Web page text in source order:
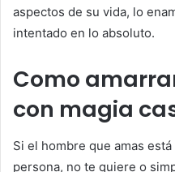
aspectos de su vida, lo
intentado en lo absoluto.
Como
con magia
Si el hombre que amas
persona, no te quiere o